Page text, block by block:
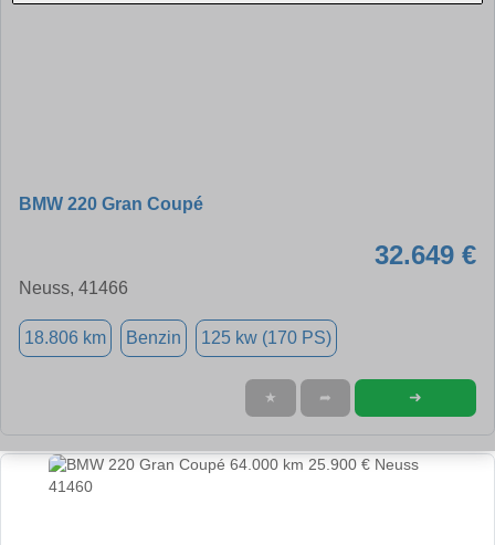
BMW 220 Gran Coupé
32.649 €
Neuss, 41466
18.806 km Benzin 125 kw (170 PS)
★ ➦ ➜